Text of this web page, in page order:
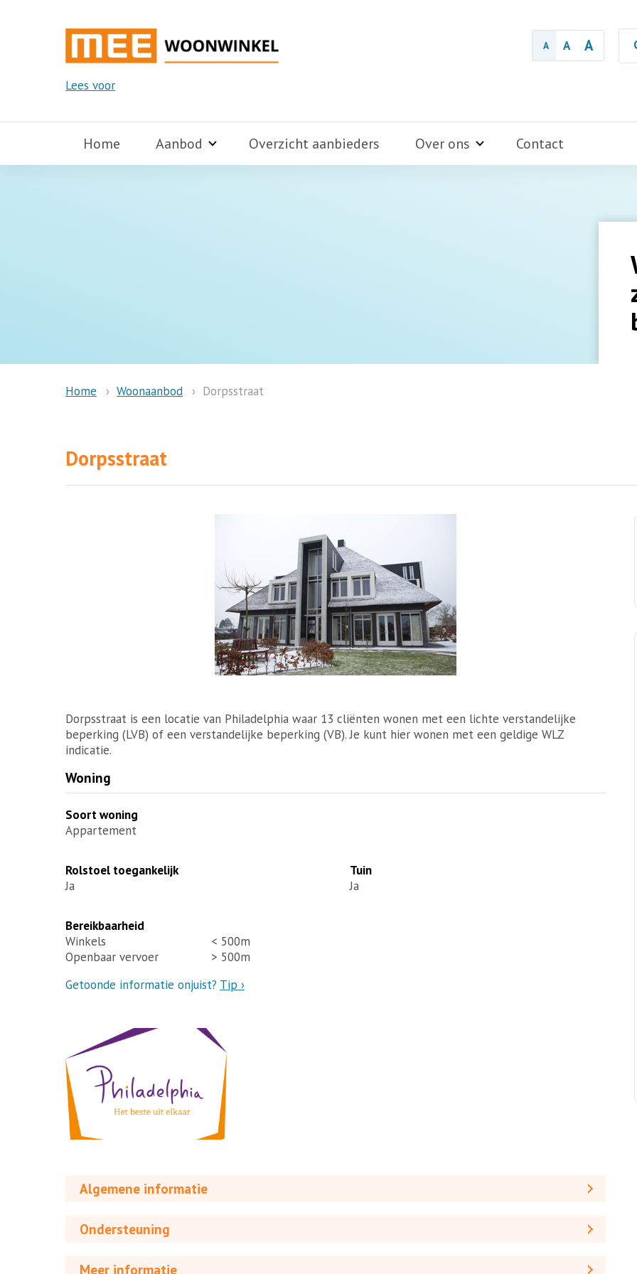
A A A
Lees voor
Home Aanbod Overzicht aanbieders Over ons Contact
Home Woonaanbod Dorpsstraat
Dorpsstraat
Dorpsstraat is een locatie van Philadelphia waar 13 cliënten wonen met een lichte verstandelijke
beperking (LVB) of een verstandelijke beperking (VB). Je kunt hier wonen met een geldige WLZ
indicatie.
Woning
Soort woning
Appartement
Rolstoel toegankelijk
Ja
Tuin
Ja
Bereikbaarheid
Winkels
< 500m
Openbaar vervoer
> 500m
Getoonde informatie onjuist? Tip ›
Algemene informatie
Ondersteuning
Meer informatie